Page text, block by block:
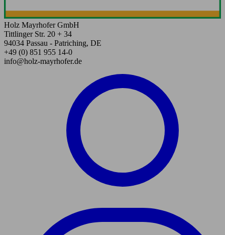
Holz Mayrhofer GmbH
Tittlinger Str. 20 + 34
94034 Passau - Patriching, DE
+49 (0) 851 955 14-0
info@holz-mayrhofer.de